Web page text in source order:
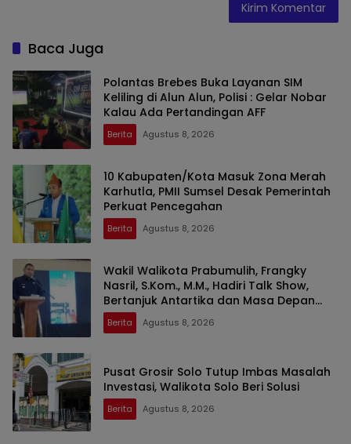
Baca Juga
Polantas Brebes Buka Layanan SIM
Keliling di Alun Alun, Polisi : Gelar Nobar
Kalau Ada Pertandingan AFF
Berita Agustus 8, 2026
10 Kabupaten/Kota Masuk Zona Merah
Karhutla, PMII Sumsel Desak Pemerintah
Perkuat Pencegahan
Berita Agustus 8, 2026
Wakil Walikota Prabumulih, Frangky
Nasril, S.Kom., M.M., Hadiri Talk Show,
Bertanjuk Antartika dan Masa Depan
Bumi di SMAN 2 Prabumulih
Berita Agustus 8, 2026
Pusat Grosir Solo Tutup Imbas Masalah
Investasi, Walikota Solo Beri Solusi
Berita Agustus 8, 2026